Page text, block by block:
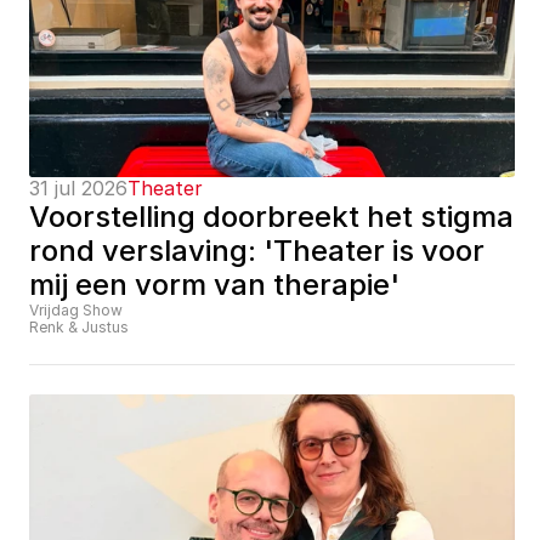
31 jul 2026Theater
Voorstelling doorbreekt het stigma
rond verslaving: 'Theater is voor
mij een vorm van therapie'
Vrijdag Show
Renk & Justus